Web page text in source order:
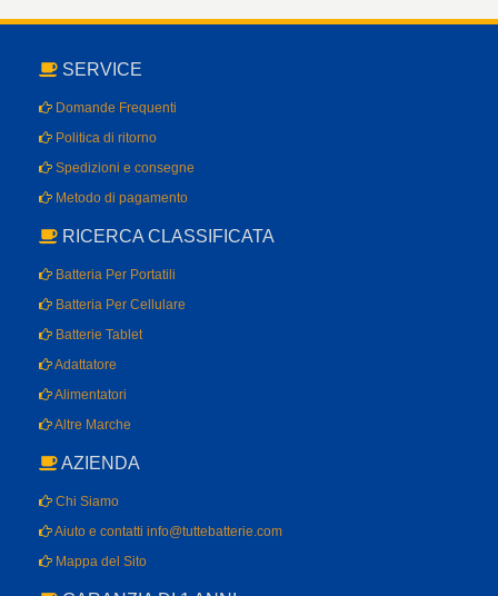
SERVICE
Domande Frequenti
Politica di ritorno
Spedizioni e consegne
Metodo di pagamento
RICERCA CLASSIFICATA
Batteria Per Portatili
Batteria Per Cellulare
Batterie Tablet
Adattatore
Alimentatori
Altre Marche
AZIENDA
Chi Siamo
Aiuto e contatti info@tuttebatterie.com
Mappa del Sito